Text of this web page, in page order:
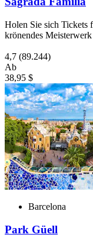
Holen Sie sich Tickets
krönendes
4,7 (89.244)
Ab
38,95 $
Barcelona
Park Güell